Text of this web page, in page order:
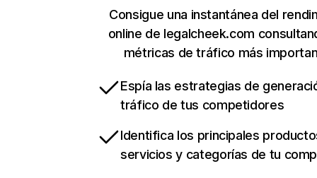
Consigue una instantánea del
online de legalcheek.com
métricas de tráfico más
Espía las estrategias de
tráfico de tus competidores
Identifica los principales
servicios y categorías de tu